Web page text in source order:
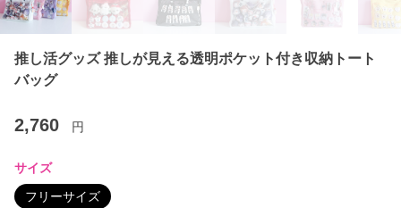
推し活グッズ 推しが見える透明ポケット付き収納トート
バッグ
2,760 円
サイズ
フリーサイズ